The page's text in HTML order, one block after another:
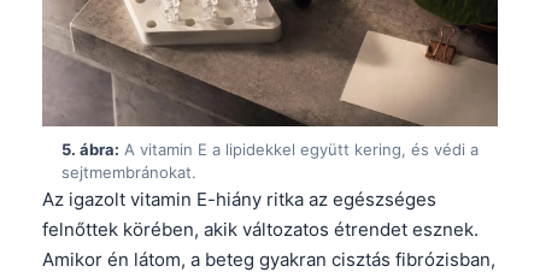
5. ábra: A vitamin E a lipidekkel együtt kering, és védi a
sejtmembránokat.
Az igazolt vitamin E-hiány ritka az egészséges
felnőttek körében, akik változatos étrendet esznek.
Amikor én látom, a beteg gyakran cisztás fibrózisban,
Galego
Latviešu valoda
Македонски јазик
Euskara
Gàidhlig
Occitan
العربية المغربية